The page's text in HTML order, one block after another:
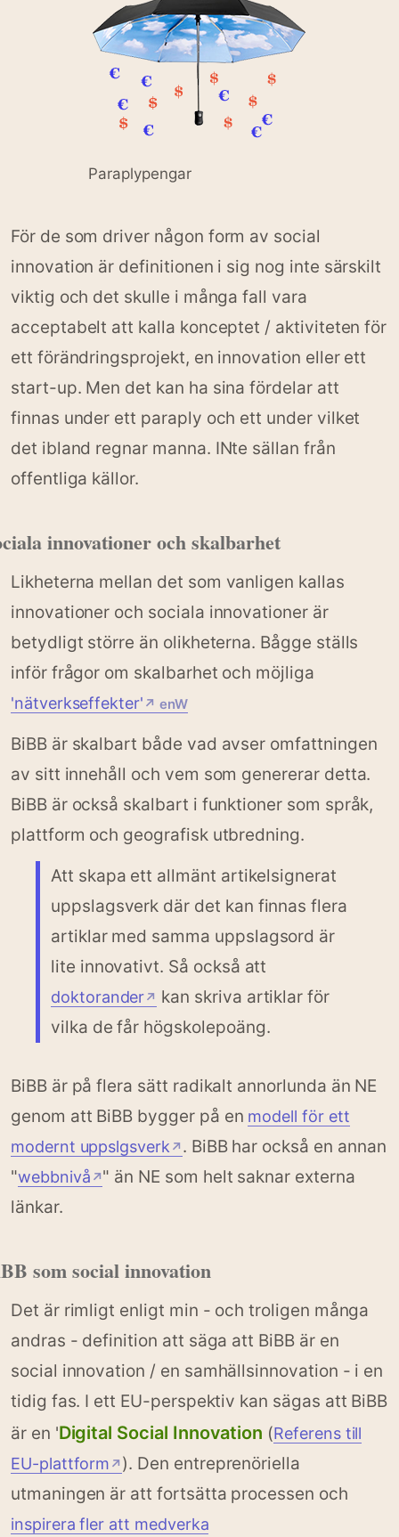
Paraplypengar
För de som driver någon form av social
innovation är definitionen i sig nog inte särskilt
viktig och det skulle i många fall vara
acceptabelt att kalla konceptet / aktiviteten för
ett förändringsprojekt, en innovation eller ett
start-up. Men det kan ha sina fördelar att
finnas under ett paraply och ett under vilket
det ibland regnar manna. INte sällan från
offentliga källor.
innovationer och skalbarhet
Likheterna mellan det som vanligen kallas
innovationer och sociala innovationer är
betydligt större än olikheterna. Bågge ställs
inför frågor om skalbarhet och möjliga
'nätverkseffekter' ↗ enW
BiBB är skalbart både vad avser omfattningen
av sitt innehåll och vem som genererar detta.
BiBB är också skalbart i funktioner som språk,
plattform och geografisk utbredning.
Att skapa ett allmänt artikelsignerat
uppslagsverk där det kan finnas flera
artiklar med samma uppslagsord är
lite innovativt. Så också att
doktorander↗ kan skriva artiklar för
vilka de får högskolepoäng.
BiBB är på flera sätt radikalt annorlunda än NE
genom att BiBB bygger på en modell för ett
modernt uppslgsverk↗ . BiBB har också en annan
"webbnivå ↗" än NE som helt saknar externa
länkar.
som social innovation
Det är rimligt enligt min - och troligen många
andras - definition att säga att BiBB är en
social innovation / en samhällsinnovation - i en
tidig fas. I ett EU-perspektiv kan sägas att BiBB
är en 'Digital Social Innovation (Referens till
EU-plattform ↗ ). Den entreprenöriella
utmaningen är att fortsätta processen och
inspirera fler att medverka